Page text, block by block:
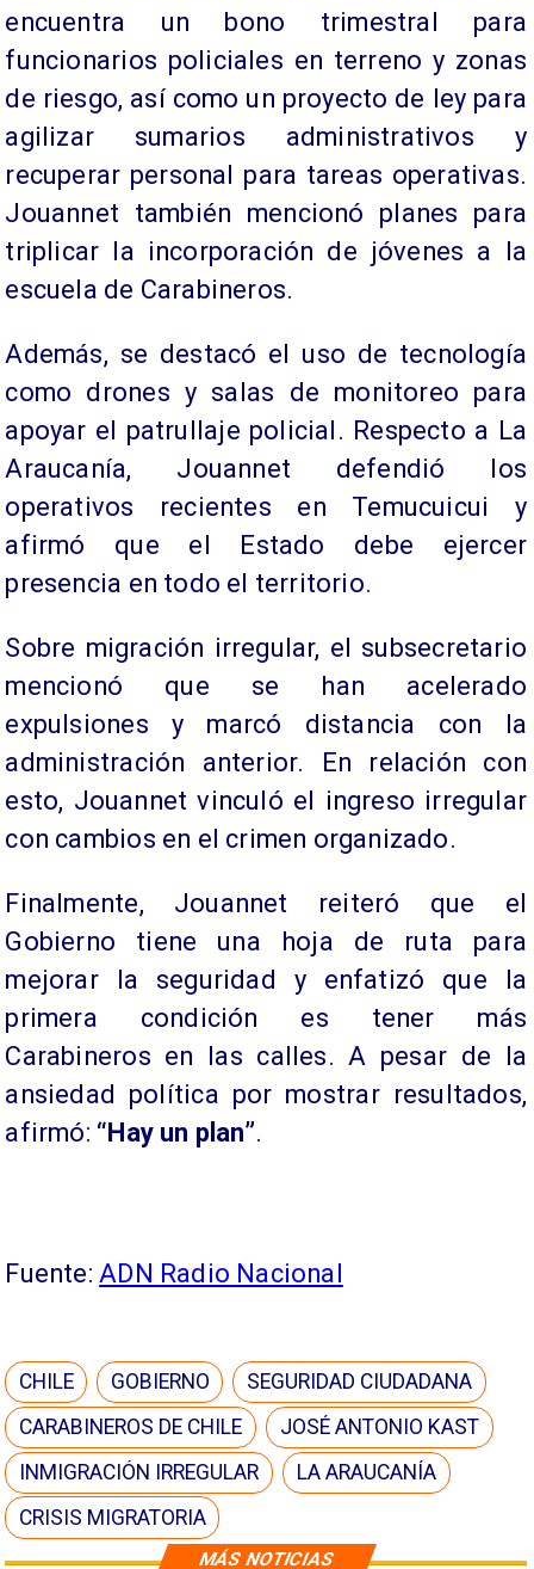
MÁS NOTICIAS
encuentra un bono trimestral para
funcionarios policiales en terreno y zonas
de riesgo, así como un proyecto de ley para
agilizar sumarios administrativos y
recuperar personal para tareas operativas.
Jouannet también mencionó planes para
triplicar la incorporación de jóvenes a la
escuela de Carabineros.
Además, se destacó el uso de tecnología
como drones y salas de monitoreo para
apoyar el patrullaje policial. Respecto a La
Araucanía, Jouannet defendió los
operativos recientes en Temucuicui y
afirmó que el Estado debe ejercer
presencia en todo el territorio.
Sobre migración irregular, el subsecretario
mencionó que se han acelerado
expulsiones y marcó distancia con la
administración anterior. En relación con
esto, Jouannet vinculó el ingreso irregular
con cambios en el crimen organizado.
Finalmente, Jouannet reiteró que el
Gobierno tiene una hoja de ruta para
mejorar la seguridad y enfatizó que la
primera condición es tener más
Carabineros en las calles. A pesar de la
ansiedad política por mostrar resultados,
afirmó: “Hay un plan”.
Fuente: ADN Radio Nacional
CHILE GOBIERNO
SEGURIDAD CIUDADANA
CARABINEROS DE CHILE
JOSÉ ANTONIO KAST
INMIGRACIÓN IRREGULAR
LA ARAUCANÍA
CRISIS MIGRATORIA